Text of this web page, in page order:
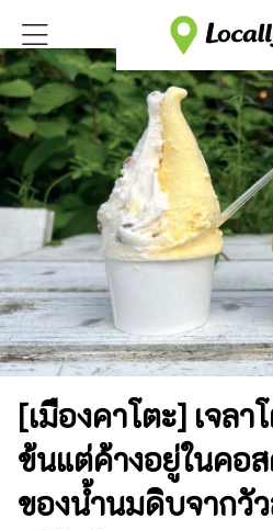
[เมืองคาโตะ] เจล
ข้นแต่ค้างอยู่ในคอ
ของน้ำนมดิบจากวั